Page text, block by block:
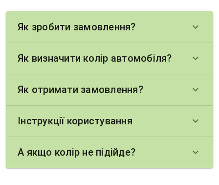
Як зробити замовлення? keyboard_arrow_down
Як визначити колір автомобіля? keyboard_arrow_down
Як отримати замовлення? keyboard_arrow_down
Інструкції користування keyboard_arrow_down
А якщо колір не підійде? keyboard_arrow_down